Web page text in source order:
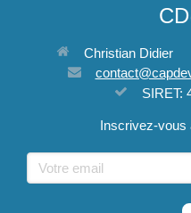
Christian Didier
SIRET:
Inscrivez-vous
Votre email